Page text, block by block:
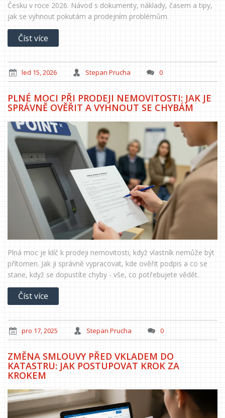
Česku v roce 2026. Návod s dokumenty, náklady, časem a tipy,
jak se vyhnout pokutám a prodejním problémům.
Číst více
led 15, 2026 Stepan Prucha 0
PLNÉ MOCI PŘI PRODEJI NEMOVITOSTI: JAK JE
SPRÁVNĚ OVĚŘIT A VYHNOUT SE CHYBÁM
Plná moc je klíč k prodeji nemovitosti, když vlastník nemůže být
přítomen. Jak ji správně vypracovat, kde ověřit podpis a co se
stane, když se dopustíte chyby - vše, co potřebujete vědět.
Číst více
pro 17, 2025 Stepan Prucha 0
ZMĚNA SMLOUVY PŘED VKLADEM DO
KATASTRU: JAK POSTUPOVAT KROK ZA
KROKEM